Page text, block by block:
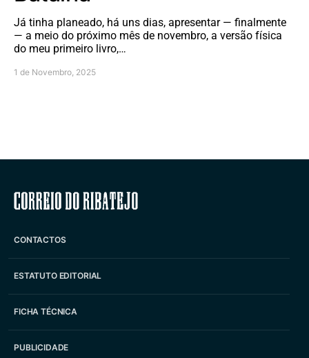
Já tinha planeado, há uns dias, apresentar — finalmente
— a meio do próximo mês de novembro, a versão física
do meu primeiro livro,…
1 de Novembro, 2025
Correio do Ribatejo
CONTACTOS
ESTATUTO EDITORIAL
FICHA TÉCNICA
PUBLICIDADE